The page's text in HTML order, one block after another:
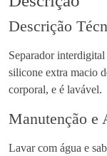
Descrição
Separador
silicone extra macio
corporal, e é lavável.
Manutenção e
Lavar com água e